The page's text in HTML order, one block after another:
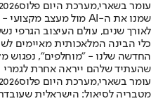
עומר בשארי,מערכת היום פלוס
שמנו את ה-AI מול מעצב מקצועי - והתוצאות מטרידות
לאורך שנים, עולם העיצוב הגרפי
כלי הבינה המלאכותית מאיימים
החדשה שלנו - ״מוחלפים״, נפגוש
שהעתיד שלהם ייראה אחרת לגמרי
עומר בשארי,מערכת היום פלוס
מטבריה לסיאול: הישראלית